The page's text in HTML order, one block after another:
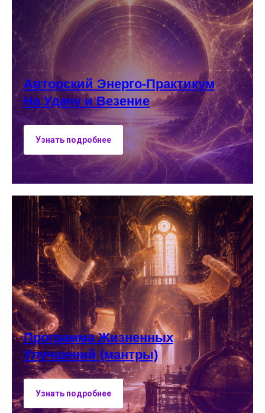
Авторский Энерго-Практикум
На Удачу и Везение
Узнать подробнее
Программа Жизненных
Улучшений (мантры)
Узнать подробнее